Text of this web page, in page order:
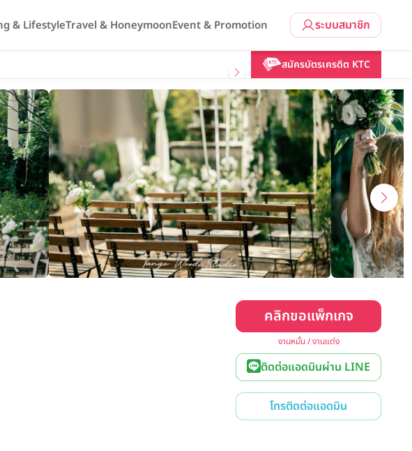
ระบบสมาชิก
& LifestyleTravel & HoneymoonEvent & Promotion
สมัครบัตรเครดิต KTC
คลิกขอแพ็กเกจ
คลิกขอแพ็กเกจ
งานหมั้น / งานแต่ง
ติดต่อแอดมินผ่าน LINE
โทรติดต่อแอดมิน